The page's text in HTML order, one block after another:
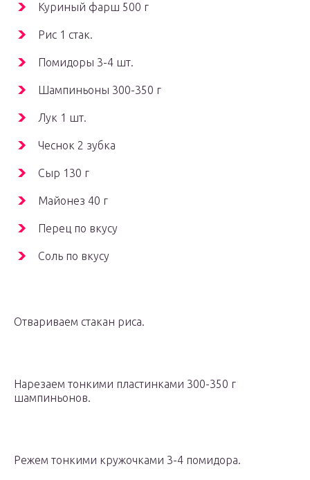
Куриный фарш 500 г
Рис 1 стак.
Помидоры 3-4 шт.
Шампиньоны 300-350 г
Лук 1 шт.
Чеснок 2 зубка
Сыр 130 г
Майонез 40 г
Перец по вкусу
Соль по вкусу
Отвариваем стакан риса.
Нарезаем тонкими пластинками 300-350 г
шампиньонов.
Режем тонкими кружочками 3-4 помидора.